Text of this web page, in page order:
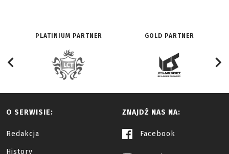
PLATINIUM PARTNER GOLD PARTNER
O SERWISIE:
Redakcja
History
ZNAJDŹ NAS NA:
Facebook